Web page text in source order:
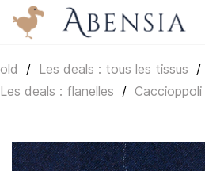
Skip to
main
content
old
/ Les deals : tous les tissus /
Les deals : flanelles /